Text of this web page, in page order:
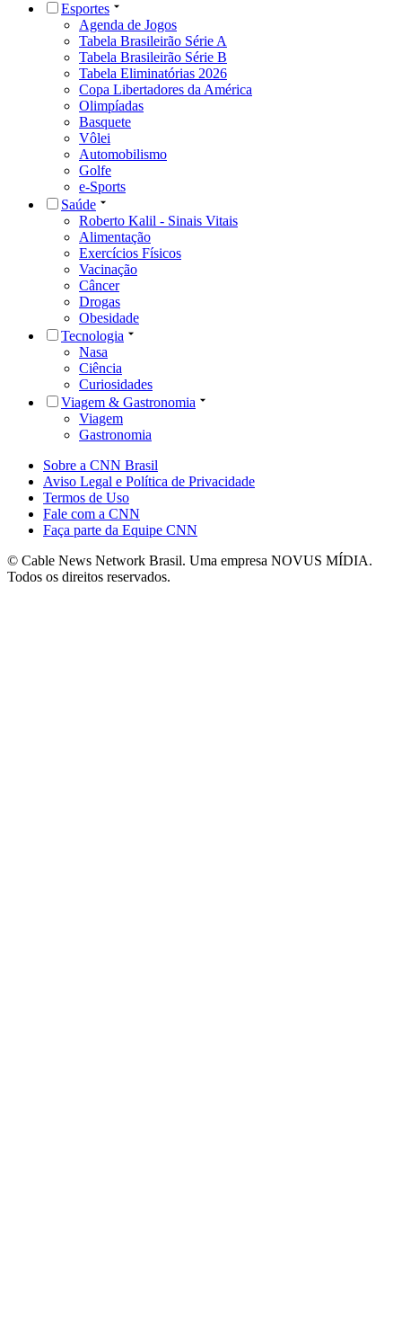
Esportes
Agenda de Jogos
Tabela Brasileirão Série A
Tabela Brasileirão Série B
Tabela Eliminatórias 2026
Copa Libertadores da América
Olimpíadas
Basquete
Vôlei
Automobilismo
Golfe
e-Sports
Saúde
Roberto Kalil - Sinais Vitais
Alimentação
Exercícios Físicos
Vacinação
Câncer
Drogas
Obesidade
Tecnologia
Nasa
Ciência
Curiosidades
Viagem & Gastronomia
Viagem
Gastronomia
Sobre a CNN Brasil
Aviso Legal e Política de Privacidade
Termos de Uso
Fale com a CNN
Faça parte da Equipe CNN
© Cable News Network Brasil. Uma empresa NOVUS MÍDIA.
Todos os direitos reservados.